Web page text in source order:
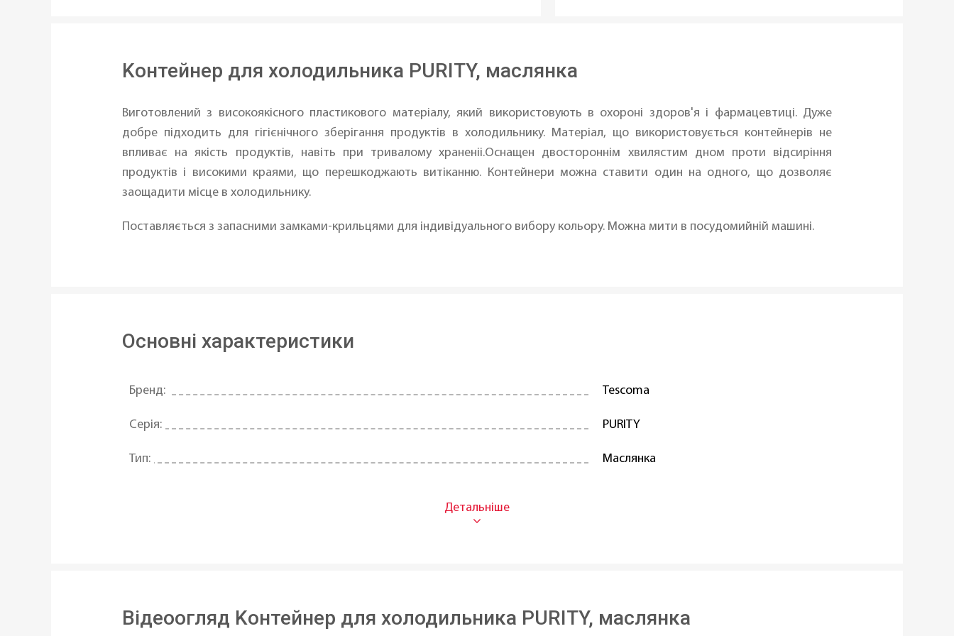
Kонтейнер для холодильника PURITY, маслянка
Виготовлений з високоякісного пластикового матеріалу, який використовують в охороні здоров'я і фармацевтиці. Дуже
добре підходить для гігієнічного зберігання продуктів в холодильнику. Матеріал, що використовується контейнерів не
впливає на якість продуктів, навіть при тривалому храненіі.Оснащен двостороннім хвилястим дном проти відсиріння
продуктів і високими краями, що перешкоджають витіканню. Контейнери можна ставити один на одного, що дозволяє
заощадити місце в холодильнику.
Поставляється з запасними замками-крильцями для індивідуального вибору кольору. Можна мити в посудомийній машині.
Основні характеристики
Бренд: Tescoma
Серія: PURITY
Тип: Маслянка
Ширина: 11 см
Відеоогляд Kонтейнер для холодильника PURITY, маслянка